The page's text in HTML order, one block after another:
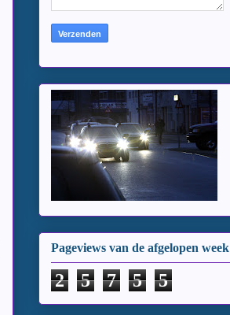
Pageviews van de afgelopen week
2 5 7 5 5